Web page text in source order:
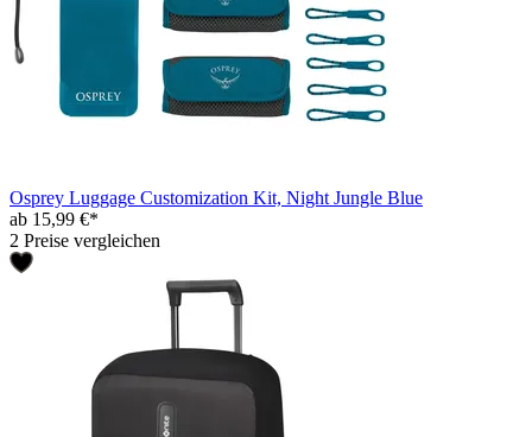
Osprey Luggage Customization Kit, Night Jungle Blue
ab 15,99 €*
2 Preise vergleichen